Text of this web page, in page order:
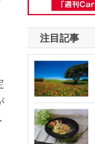
注目記事